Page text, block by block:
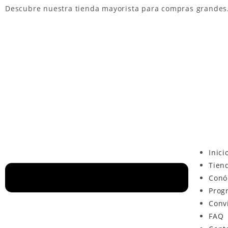
Descubre nuestra tienda mayorista para compras
FAQ